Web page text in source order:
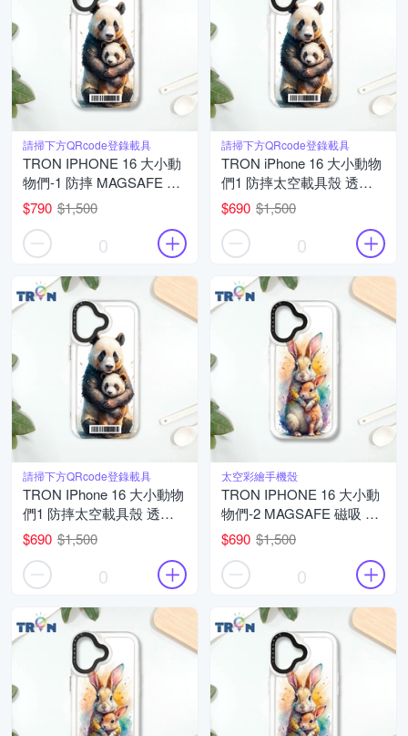
請掃下方QRcode登錄載具
TRON IPHONE 16 大小動
物們-1 防摔 MAGSAFE 磁
吸 太空載具殼 透黑 手機殼
$790 $1,500
0
請掃下方QRcode登錄載具
TRON iPhone 16 大小動物
們1 防摔太空載具殼 透白
軟硬 手機殼
$690 $1,500
0
請掃下方QRcode登錄載具
TRON IPhone 16 大小動物
們1 防摔太空載具殼 透黑
軟硬 手機殼
$690 $1,500
0
太空彩繪手機殼
TRON IPHONE 16 大小動
物們-2 MAGSAFE 磁吸 防
摔 太空殼 透白 手機殼
$690 $1,500
0